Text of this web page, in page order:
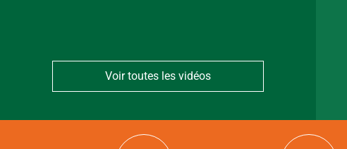
Voir toutes les vidéos